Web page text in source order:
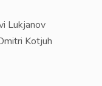
Lukjanov
Kotjuh